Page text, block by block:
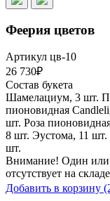
Феерия цветов
Артикул цв-10
26 730₽
Состав букета
Шамелациум, 3 шт.
пионовидная
шт. Роза
8 шт. Эустома, 11 шт.
шт.
Внимание! Один или
отсутствует на
Добавить в корзину